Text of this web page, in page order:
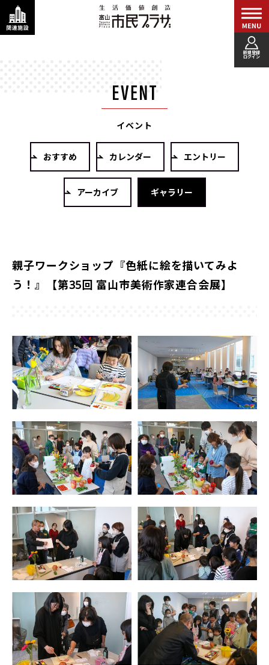
新規登録
ログイン
イベント
おすすめ カレンダー エントリー
アーカイブ ギャラリー
親子ワークショップ『色紙に絵を描いてみよ
う！』【第35回 富山市美術作家連合会展】